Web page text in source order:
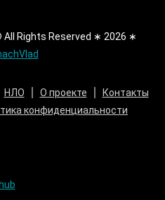
All Rights Reserved ∗ 2026 ∗
НЛО О проекте
Контакты
конфиденциальности